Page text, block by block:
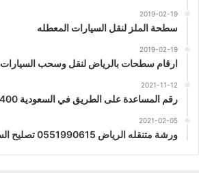
2019-02-19
سطحة الملز لنقل السيارات المعطله
2019-02-19
ارقام سطحات بالرياض لنقل وسحب السيارات
2021-11-12
رقم المساعدة على الطريق في السعودية 0537799400
2021-02-05
ورشة متنقله الرياض 0551990615 تصليح السيارات عند المنزل